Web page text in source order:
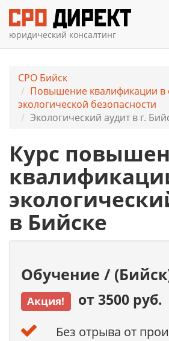
юридический консалтинг
СРО Бийск
Повышение квалификации в
экологической безопасности
Экологический аудит в г.
Курс
в Бийске
Обучение /
Акция! от 3500 руб.
Без отрыва от